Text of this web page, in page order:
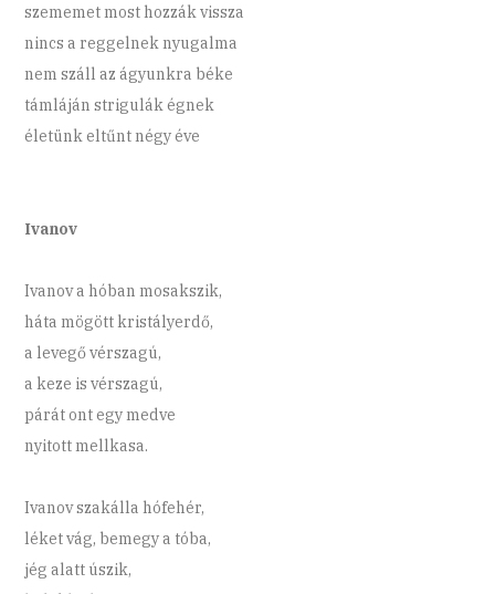
szememet most hozzák vissza
nincs a reggelnek nyugalma
nem száll az ágyunkra béke
támláján strigulák égnek
életünk eltűnt négy éve
Ivanov
Ivanov a hóban mosakszik,
háta mögött kristályerdő,
a levegő vérszagú,
a keze is vérszagú,
párát ont egy medve
nyitott mellkasa.
Ivanov szakálla hófehér,
léket vág, bemegy a tóba,
jég alatt úszik,